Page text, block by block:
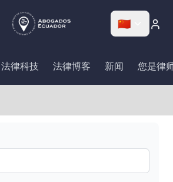
🇨🇳
法律科技 法律博客 新闻 您是律